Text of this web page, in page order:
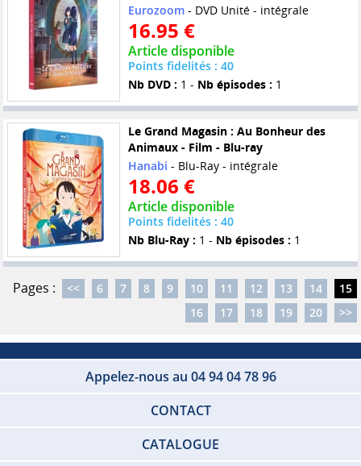
Eurozoom- DVD Unité - intégrale
16.95 €
Article disponible
Points fidelités : 40
Nb DVD : 1 - Nb épisodes : 1
Le Grand Magasin : Au Bonheur des
Animaux - Film - Blu-ray
Hanabi - Blu-Ray - intégrale
18.06 €
Article disponible
Points fidelités : 40
Nb Blu-Ray : 1 - Nb épisodes : 1
Pages : << 6 7 8 9 10 11 12 13 14
15
16
17 18 19 20 >>
Appelez-nous au 04 94 04 78 96
CONTACT
CATALOGUE